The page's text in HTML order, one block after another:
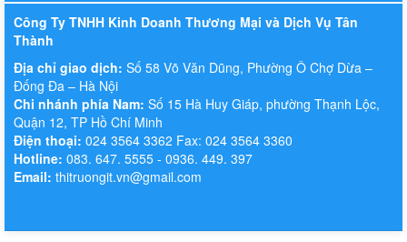
Công Ty TNHH Kinh Doanh Thương Mại và Dịch Vụ Tân
Thành
Địa chỉ giao dịch: Số 58 Võ Văn Dũng, Phường Ô Chợ Dừa –
Đống Đa – Hà Nội
Chi nhánh phía Nam: Số 15 Hà Huy Giáp, phường Thạnh Lộc,
Quận 12, TP Hồ Chí Minh
Điện thoại: 024 3564 3362 Fax: 024 3564 3360
Hotline: 083. 647. 5555 - 0936. 449. 397
Email: thitruongit.vn@gmail.com